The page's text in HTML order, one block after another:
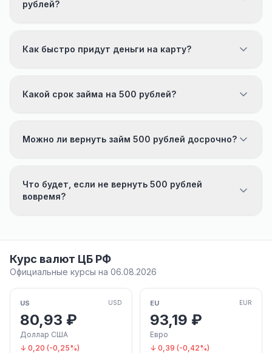
рублей?
Как быстро придут деньги на карту?
Какой срок займа на 500 рублей?
Можно ли вернуть займ 500 рублей досрочно?
Что будет, если не вернуть 500 рублей
вовремя?
Курс валют ЦБ РФ
Официальные курсы на 06.08.2026
US USD
80,93 ₽
Доллар США
↓ 0,20 (-0,25%)
EU EUR
93,19 ₽
Евро
↓ 0,39 (-0,42%)